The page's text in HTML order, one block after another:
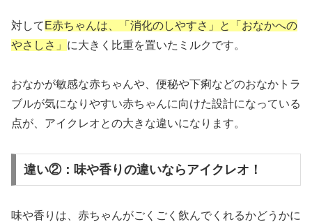
対して E赤ちゃんは、「消化のしやすさ」と「おなかへの
やさしさ」 に大きく比重を置いたミルクです。
おなかが敏感な赤ちゃんや、便秘や下痢などのおなかトラ
ブルが気になりやすい赤ちゃんに向けた設計になっている
点が、アイクレオとの大きな違いになります。
違い②：味や香りの違いならアイクレオ！
味や香りは、赤ちゃんがごくごく飲んでくれるかどうかに